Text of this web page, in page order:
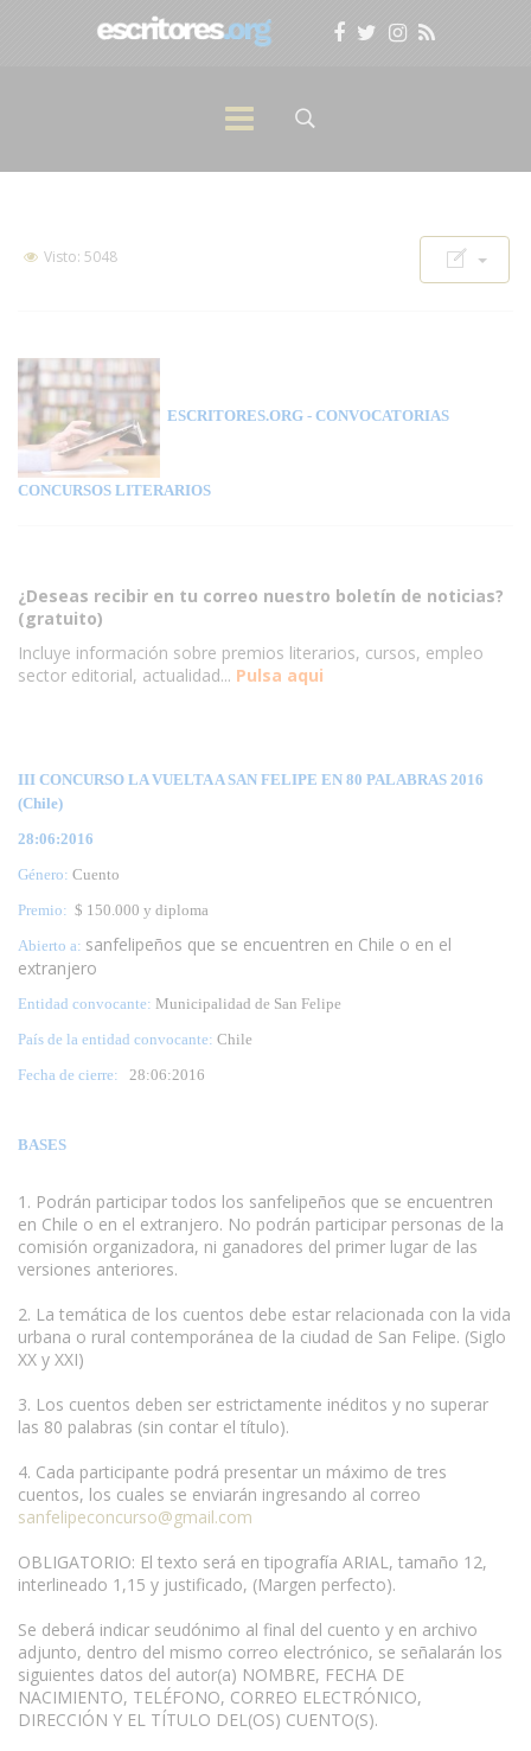
Visto: 5048
ESCRITORES.ORG - CONVOCATORIAS
CONCURSOS LITERARIOS
¿Deseas recibir en tu correo nuestro boletín de noticias?
(gratuito)
Incluye información sobre premios literarios, cursos, empleo
sector editorial, actualidad... Pulsa aqui
III CONCURSO LA VUELTA A SAN FELIPE EN 80 PALABRAS 2016
(Chile)
28:06:2016
Género: Cuento
Premio: $ 150.000 y diploma
Abierto a: sanfelipeños que se encuentren en Chile o en el
extranjero
Entidad convocante: Municipalidad de San Felipe
País de la entidad convocante: Chile
Fecha de cierre: 28:06:2016
BASES
1. Podrán participar todos los sanfelipeños que se encuentren
en Chile o en el extranjero. No podrán participar personas de la
comisión organizadora, ni ganadores del primer lugar de las
versiones anteriores.
2. La temática de los cuentos debe estar relacionada con la vida
urbana o rural contemporánea de la ciudad de San Felipe. (Siglo
XX y XXI)
3. Los cuentos deben ser estrictamente inéditos y no superar
las 80 palabras (sin contar el título).
4. Cada participante podrá presentar un máximo de tres
cuentos, los cuales se enviarán ingresando al correo
sanfelipeconcurso@gmail.com
OBLIGATORIO: El texto será en tipografía ARIAL, tamaño 12,
interlineado 1,15 y justificado, (Margen perfecto).
Se deberá indicar seudónimo al final del cuento y en archivo
adjunto, dentro del mismo correo electrónico, se señalarán los
siguientes datos del autor(a) NOMBRE, FECHA DE
NACIMIENTO, TELÉFONO, CORREO ELECTRÓNICO,
DIRECCIÓN Y EL TÍTULO DEL(OS) CUENTO(S).